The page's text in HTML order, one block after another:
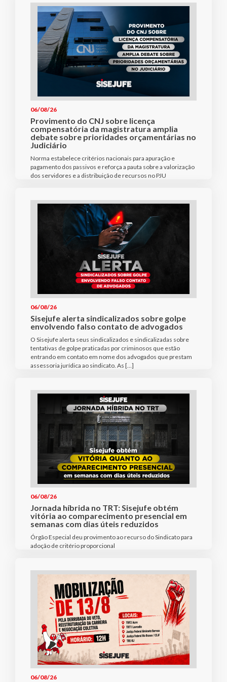
06/08/26
Provimento do CNJ sobre licença
compensatória da magistratura amplia
debate sobre prioridades orçamentárias no
Judiciário
Norma estabelece critérios nacionais para apuração e
pagamento dos passivos e reforça a pauta sobre a valorização
dos servidores e a distribuição de recursos no PJU
06/08/26
Sisejufe alerta sindicalizados sobre golpe
envolvendo falso contato de advogados
O Sisejufe alerta seus sindicalizados e sindicalizadas sobre
tentativas de golpe praticadas por criminosos que estão
entrando em contato em nome dos advogados que prestam
assessoria jurídica ao sindicato. As […]
06/08/26
Jornada híbrida no TRT: Sisejufe obtém
vitória ao comparecimento presencial em
semanas com dias úteis reduzidos
Órgão Especial deu provimento ao recurso do Sindicato para
adoção de critério proporcional
06/08/26